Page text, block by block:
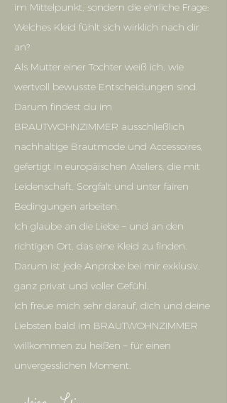
im Mittelpunkt, sondern die ehrliche Frage:
Welches Kleid fühlt sich wirklich nach dir
an?
Als Mutter einer Tochter weiß ich, wie
wertvoll bewusste Entscheidungen sind.
Darum findest du im
BRAUTWOHNZIMMER ausschließlich
nachhaltige Brautmode und Accessoires,
gefertigt in europäischen Ateliers, die mit
Leidenschaft, Sorgfalt und unter fairen
Bedingungen arbeiten.
Ich glaube an die Liebe – und an den
richtigen Ort, das eine Kleid zu finden.
Darum ist jede Anprobe bei mir exklusiv,
ganz privat und voller Gefühl.
Ich freue mich sehr darauf, dich und deine
Liebsten bald im BRAUTWOHNZIMMER
willkommen zu heißen – für einen
unvergesslichen Moment.